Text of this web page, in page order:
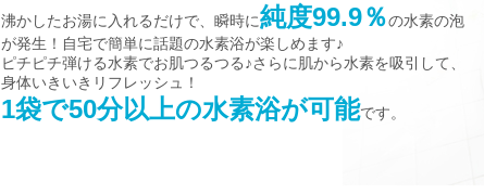
沸かしたお湯に入れるだけで、瞬時に純度99.9％の水素の泡
が発生！自宅で簡単に話題の水素浴が楽しめます♪
ピチピチ弾ける水素でお肌つるつる♪さらに肌から水素を吸引して、
身体いきいきリフレッシュ！
1袋で50分以上の水素浴が可能です。